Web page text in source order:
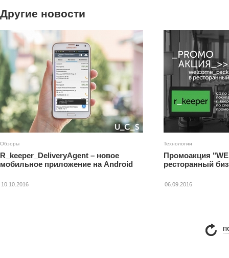
Другие новости
Обзоры
R_keeper_DeliveryAgent – новое
мобильное приложение на Android
10.10.2016
Технологии
Промоакция
ресторанный
06.09.2016